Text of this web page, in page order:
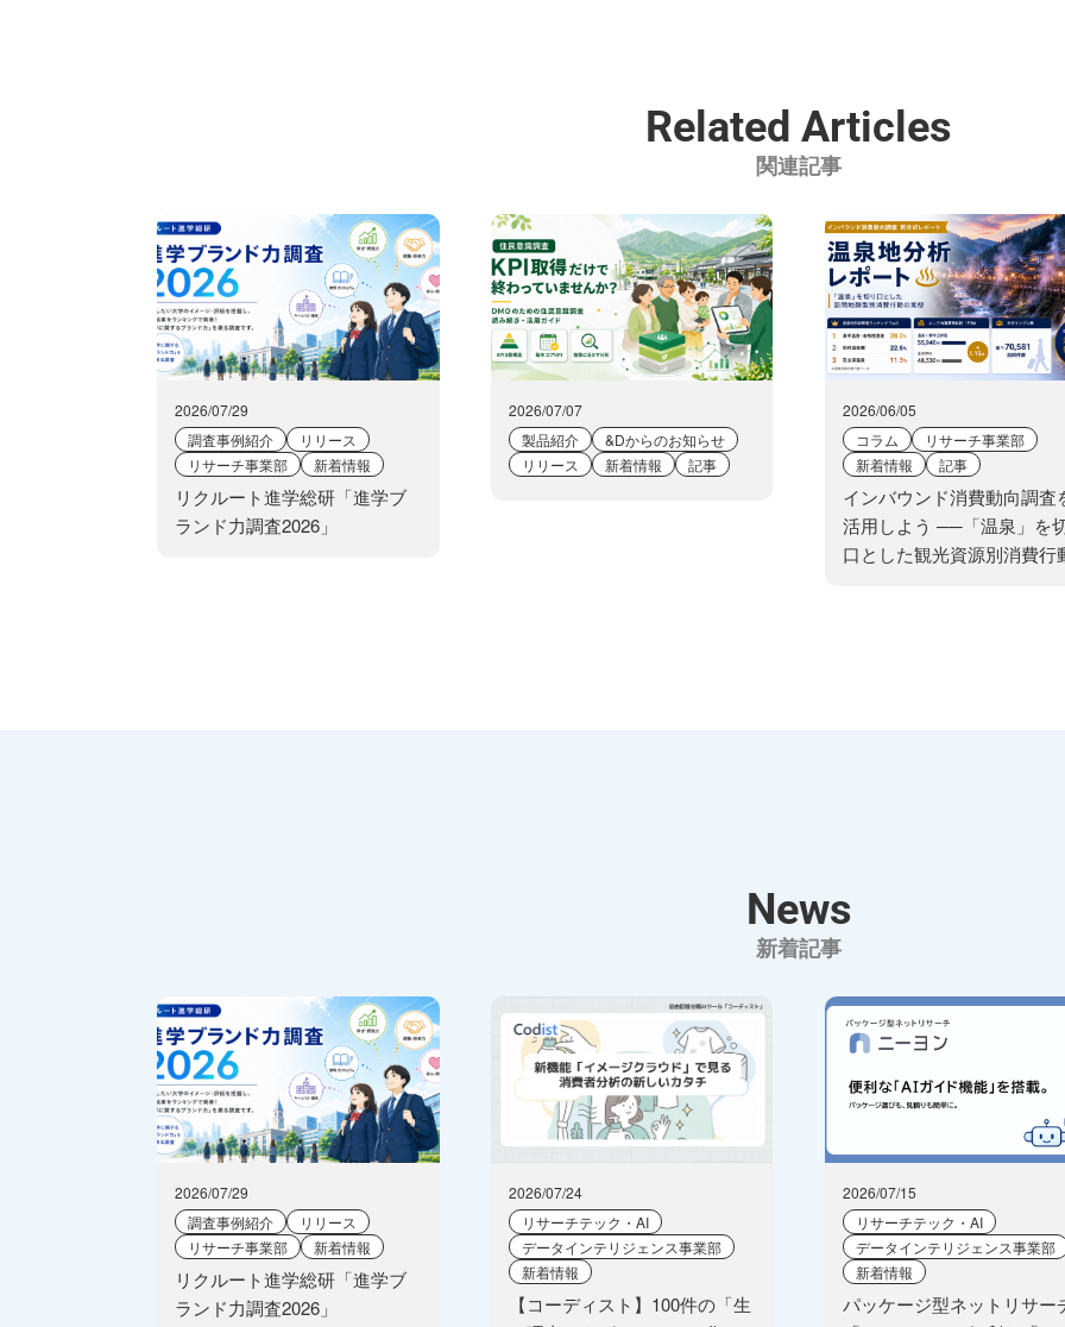
Related Articles
関連記事
2026/07/29
調査事例紹介
リリース
リサーチ事業部
新着情報
リクルート進学総研「進学ブ
ランド力調査2026」
2026/07/07
製品紹介
&Dからのお知らせ
リリース
新着情報 記事
2026/06/05
コラム
リサーチ事業部
新着情報
記事
インバウンド消費動向調査
活用しよう ──「温泉」を
口とした観光資源別消費行
News
新着記事
2026/07/29
調査事例紹介
リリース
リサーチ事業部
新着情報
リクルート進学総研「進学ブ
ランド力調査2026」
2026/07/24
リサーチテック・AI
データインテリジェンス事業部
新着情報
【コーディスト】100件の「生
2026/07/15
リサーチテック・AI
データインテリジェンス事業部
新着情報
パッケージ型ネットリサー